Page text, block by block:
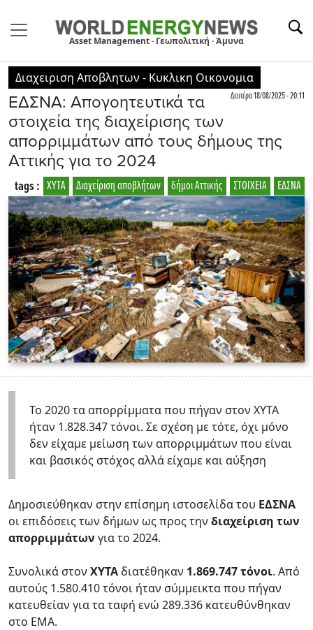
Asset Management · Γεωπολιτική · Άμυνα
Διαχειριση Αποβλητων - Κυκλικη Οικονομια
Δευτέρα 18/08/2025 - 20:11
ΕΔΣΝΑ: Απογοητευτικά τα
στοιχεία της διαχείρισης των
απορριμμάτων από τους δήμους της
Αττικής για το 2024
ΕΔΣΝΑ
ΣΤΟΙΧΕΙΑ
δήμοι Αττικής
Διαχείριση αποβλήτων
ΧΥΤΑ
tags :
Το 2020 τα απορρίμματα που πήγαν στον ΧΥΤΑ
ήταν 1.828.347 τόνοι. Σε σχέση με τότε, όχι μόνο
δεν είχαμε μείωση των απορριμμάτων που είναι
και βασικός στόχος αλλά είχαμε και αύξηση
Δημοσιεύθηκαν στην επίσημη ιστοσελίδα του ΕΔΣΝΑ
οι επιδόσεις των δήμων ως προς την διαχείριση των
απορριμμάτων για το 2024.
Συνολικά στον ΧΥΤΑδιατέθηκαν 1.869.747 τόνοι. Από
αυτούς 1.580.410 τόνοι ήταν σύμμεικτα που πήγαν
κατευθείαν για τα ταφή ενώ 289.336 κατευθύνθηκαν
στο ΕΜΑ.